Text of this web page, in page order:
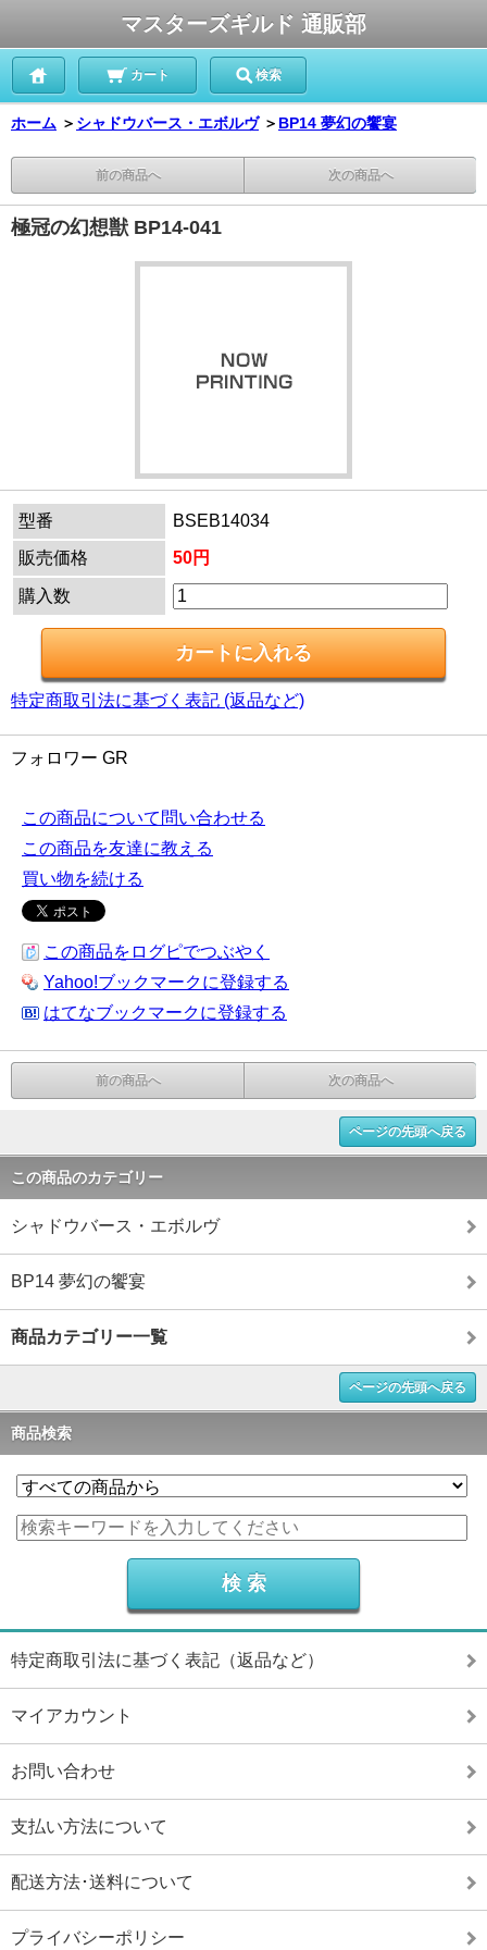
マスターズギルド 通販部
カート 検索
ホーム ＞ シャドウバース・エボルヴ ＞ BP14 夢幻の饗宴
前の商品へ 次の商品へ
極冠の幻想獣 BP14-041
型番
BSEB14034
販売価格
50円
購入数
特定商取引法に基づく表記 (返品など)
フォロワー GR
この商品について問い合わせる
この商品を友達に教える
買い物を続ける
この商品をログピでつぶやく
Yahoo!ブックマークに登録する
はてなブックマークに登録する
前の商品へ 次の商品へ
ページの先頭へ戻る
この商品のカテゴリー
シャドウバース・エボルヴ
BP14 夢幻の饗宴
商品カテゴリー一覧
ページの先頭へ戻る
商品検索
特定商取引法に基づく表記（返品など）
マイアカウント
お問い合わせ
支払い方法について
配送方法･送料について
プライバシーポリシー